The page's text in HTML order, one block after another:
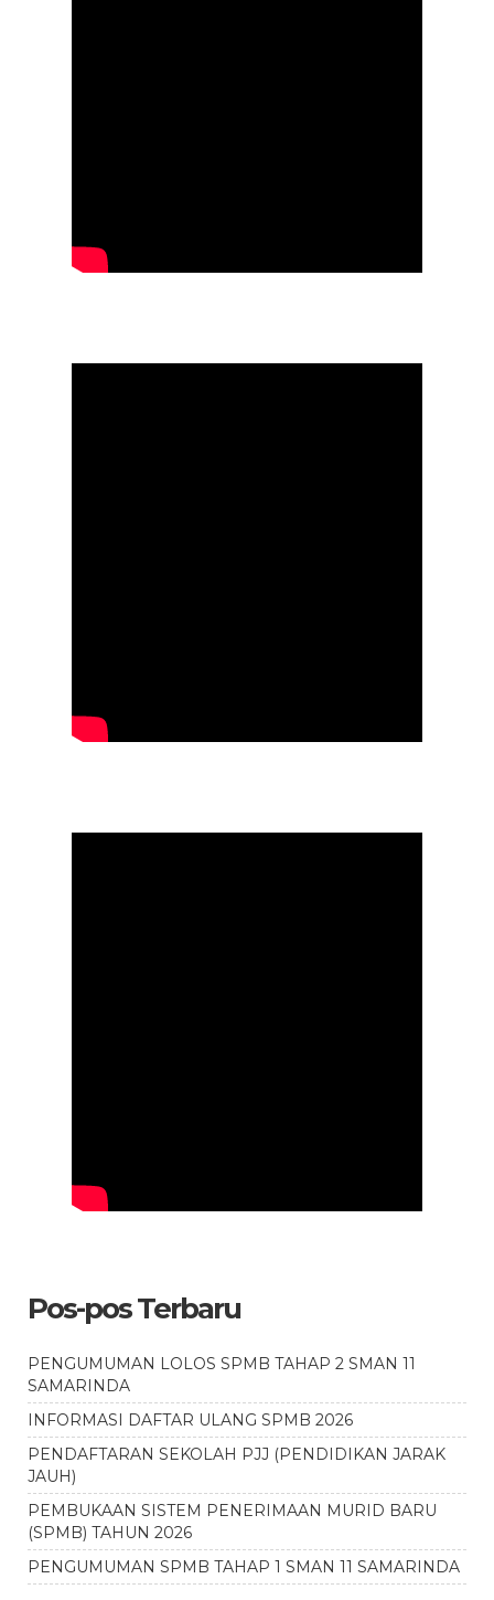
Pos-pos Terbaru
PENGUMUMAN LOLOS SPMB TAHAP 2 SMAN 11
SAMARINDA
INFORMASI DAFTAR ULANG SPMB 2026
PENDAFTARAN SEKOLAH PJJ (PENDIDIKAN JARAK
JAUH)
PEMBUKAAN SISTEM PENERIMAAN MURID BARU
(SPMB) TAHUN 2026
PENGUMUMAN SPMB TAHAP 1 SMAN 11 SAMARINDA